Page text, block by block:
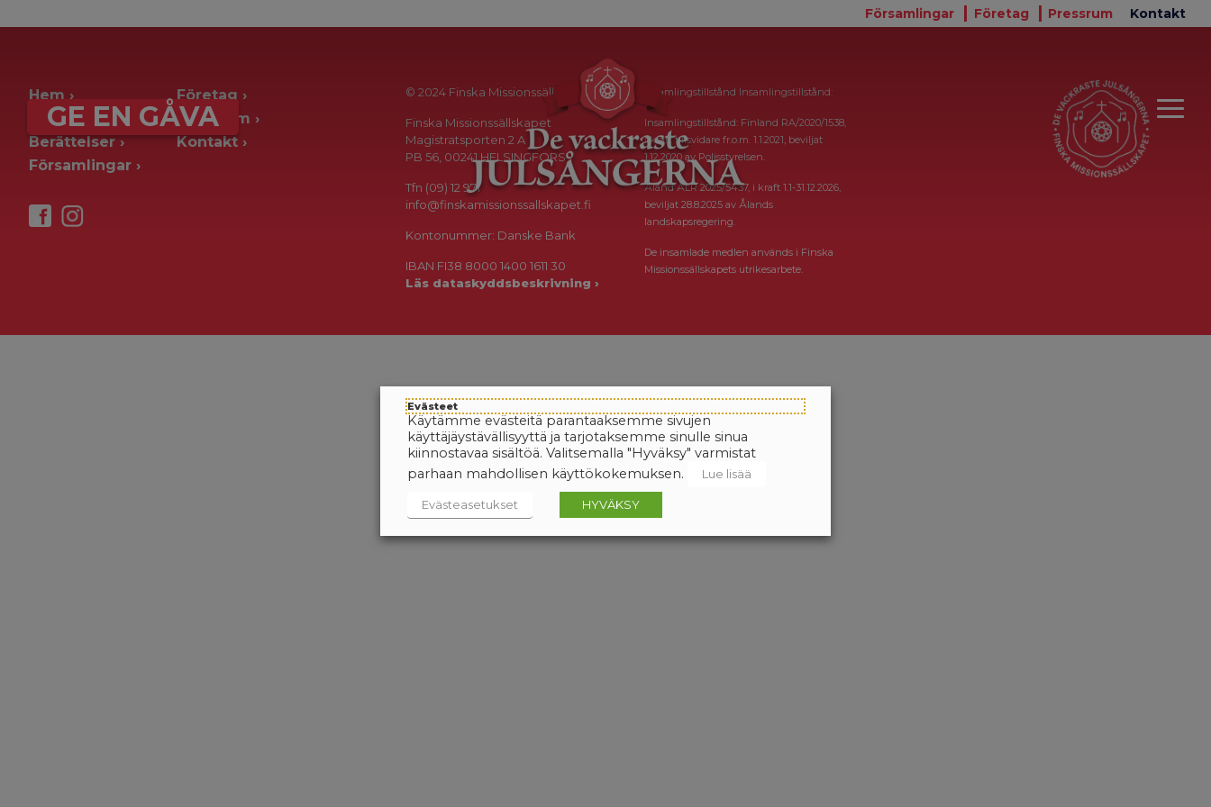
Församlingar Företag Pressrum Kontakt
GE EN GÅVA
Hem
Ge en gåva
Berättelser
Församlingar
Företag
Pressrum
Kontakt
© 2024 Finska Missionssällskapet
Finska Missionssällskapet
Magistratsporten 2 A
PB 56, 00241 HELSINGFORS
Tfn (09) 12 971
info@finskamissionssallskapet.fi
Kontonummer: Danske Bank
IBAN FI38 8000 1400 1611 30
Läs dataskyddsbeskrivning ›
Insamlingstillstånd Insamlingstillstånd:
Insamlingstillstånd: Finland RA/2020/1538,
i kraft tillsvidare fr.o.m. 1.1.2021, beviljat
1.12.2020 av Polisstyrelsen.
Åland ÅLR 2025/5437, i kraft 1.1-31.12.2026,
beviljat 28.8.2025 av Ålands
landskapsregering.
De insamlade medlen används i Finska
Missionssällskapets utrikesarbete.
Evästeet
Käytämme evästeitä parantaaksemme sivujen
käyttäjäystävällisyyttä ja tarjotaksemme sinulle sinua
kiinnostavaa sisältöä. Valitsemalla "Hyväksy" varmistat
parhaan mahdollisen käyttökokemuksen.
Lue lisää
Evästeasetukset HYVÄKSY